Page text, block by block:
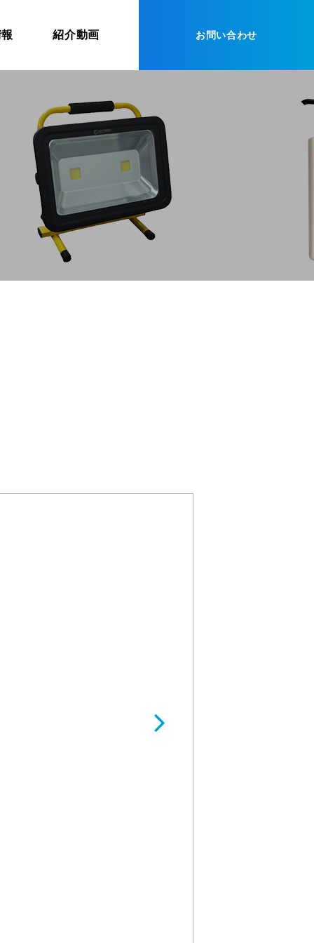
紹介動画 お問い合わせ